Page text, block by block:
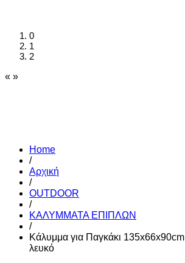
0
1
2
« »
Home
/
Αρχική
/
OUTDOOR
/
ΚΑΛΥΜΜΑΤΑ ΕΠΙΠΛΩΝ
/
Κάλυμμα για Παγκάκι 135x66x90cm
λευκό